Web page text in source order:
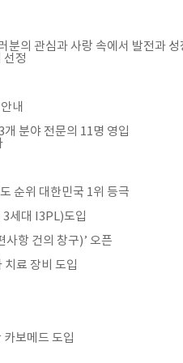
분의 관심과 사랑 속에서 발전과
정
내
분야 전문의 11명 영입
순위 대한민국 1위 등극
세대 I3PL)도입
항 건의 창구)’ 오픈
료 장비 도입
보메드 도입